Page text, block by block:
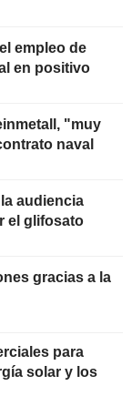
empleo de
en positivo
"muy
naval
audiencia
el glifosato
gracias a la
para
solar y los